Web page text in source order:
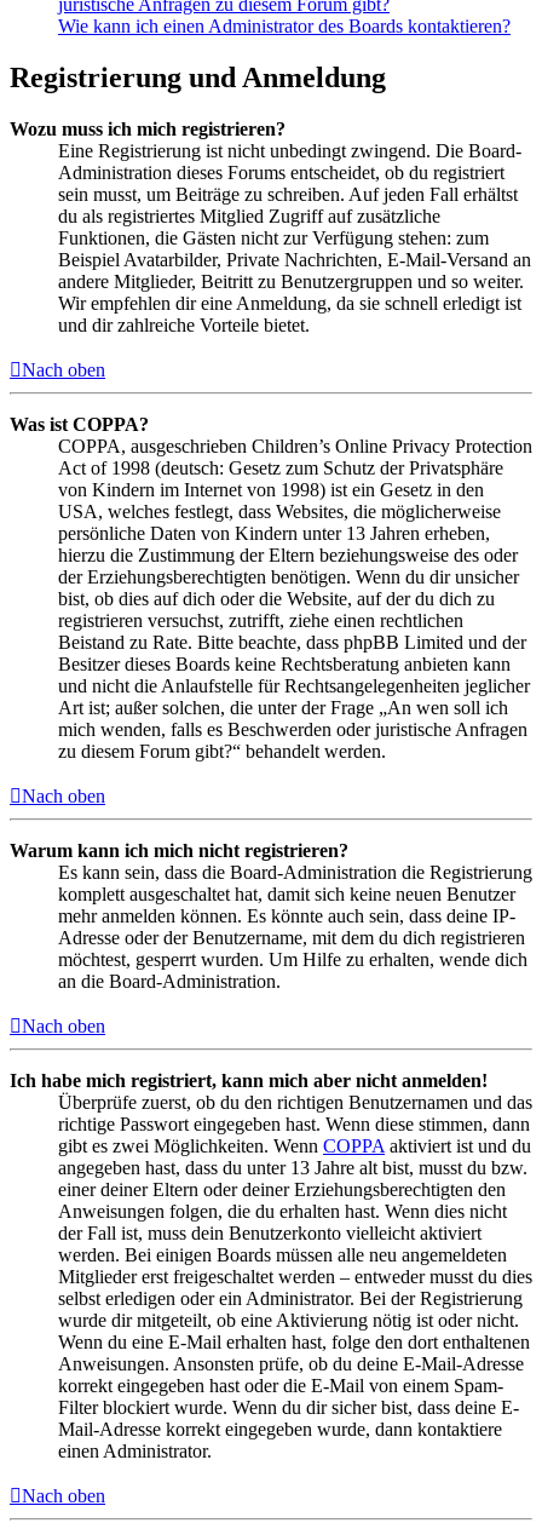
Wie kann ich einen Administrator des Boards kontaktieren?
Registrierung und Anmeldung
Wozu muss ich mich registrieren?
Eine Registrierung ist nicht unbedingt zwingend. Die Board-
Administration dieses Forums entscheidet, ob du registriert
sein musst, um Beiträge zu schreiben. Auf jeden Fall erhältst
du als registriertes Mitglied Zugriff auf zusätzliche
Funktionen, die Gästen nicht zur Verfügung stehen: zum
Beispiel Avatarbilder, Private Nachrichten, E-Mail-Versand an
andere Mitglieder, Beitritt zu Benutzergruppen und so weiter.
Wir empfehlen dir eine Anmeldung, da sie schnell erledigt ist
und dir zahlreiche Vorteile bietet.
Nach oben
Was ist COPPA?
COPPA, ausgeschrieben Children’s Online Privacy Protection
Act of 1998 (deutsch: Gesetz zum Schutz der Privatsphäre
von Kindern im Internet von 1998) ist ein Gesetz in den
USA, welches festlegt, dass Websites, die möglicherweise
persönliche Daten von Kindern unter 13 Jahren erheben,
hierzu die Zustimmung der Eltern beziehungsweise des oder
der Erziehungsberechtigten benötigen. Wenn du dir unsicher
bist, ob dies auf dich oder die Website, auf der du dich zu
registrieren versuchst, zutrifft, ziehe einen rechtlichen
Beistand zu Rate. Bitte beachte, dass phpBB Limited und der
Besitzer dieses Boards keine Rechtsberatung anbieten kann
und nicht die Anlaufstelle für Rechtsangelegenheiten jeglicher
Art ist; außer solchen, die unter der Frage „An wen soll ich
mich wenden, falls es Beschwerden oder juristische Anfragen
zu diesem Forum gibt?“ behandelt werden.
Nach oben
Warum kann ich mich nicht registrieren?
Es kann sein, dass die Board-Administration die Registrierung
komplett ausgeschaltet hat, damit sich keine neuen Benutzer
mehr anmelden können. Es könnte auch sein, dass deine IP-
Adresse oder der Benutzername, mit dem du dich registrieren
möchtest, gesperrt wurden. Um Hilfe zu erhalten, wende dich
an die Board-Administration.
Nach oben
Ich habe mich registriert, kann mich aber nicht anmelden!
Überprüfe zuerst, ob du den richtigen Benutzernamen und das
richtige Passwort eingegeben hast. Wenn diese stimmen, dann
gibt es zwei Möglichkeiten. Wenn COPPA aktiviert ist und du
angegeben hast, dass du unter 13 Jahre alt bist, musst du bzw.
einer deiner Eltern oder deiner Erziehungsberechtigten den
Anweisungen folgen, die du erhalten hast. Wenn dies nicht
der Fall ist, muss dein Benutzerkonto vielleicht aktiviert
werden. Bei einigen Boards müssen alle neu angemeldeten
Mitglieder erst freigeschaltet werden – entweder musst du dies
selbst erledigen oder ein Administrator. Bei der Registrierung
wurde dir mitgeteilt, ob eine Aktivierung nötig ist oder nicht.
Wenn du eine E-Mail erhalten hast, folge den dort enthaltenen
Anweisungen. Ansonsten prüfe, ob du deine E-Mail-Adresse
korrekt eingegeben hast oder die E-Mail von einem Spam-
Filter blockiert wurde. Wenn du dir sicher bist, dass deine E-
Mail-Adresse korrekt eingegeben wurde, dann kontaktiere
einen Administrator.
Nach oben